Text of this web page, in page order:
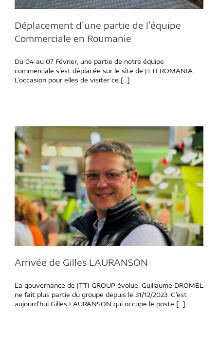
Déplacement d’une partie de l’équipe
Commerciale en Roumanie
Du 04 au 07 Février, une partie de notre équipe
commerciale s’est déplacée sur le site de JTTI ROMANIA.
L’occasion pour elles de visiter ce [...]
Arrivée de Gilles LAURANSON
La gouvernance de JTTI GROUP évolue. Guillaume DROMEL
ne fait plus partie du groupe depuis le 31/12/2023. C’est
aujourd’hui Gilles LAURANSON qui occupe le poste [...]